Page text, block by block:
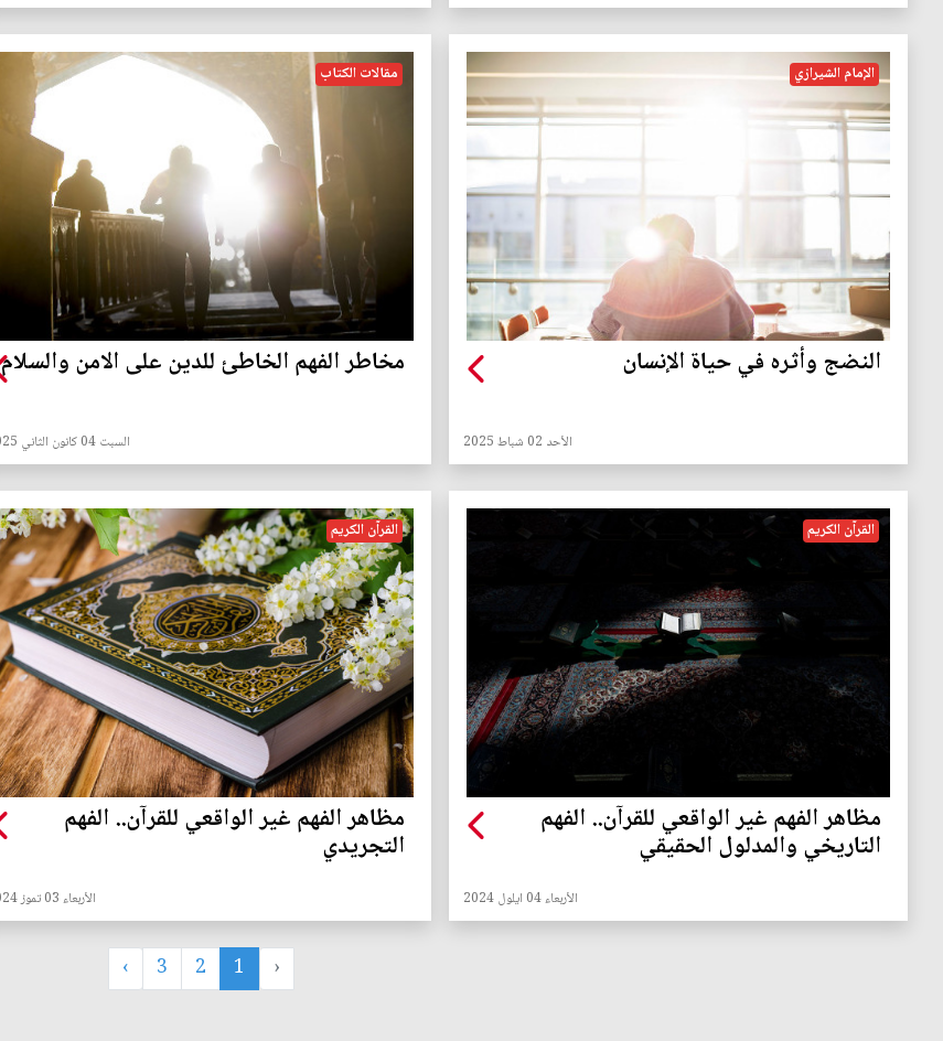
الإمام الشيرازي
النضج وأثره في حياة الإنسان
الأحد 02 شباط 2025
مقالات الكتاب
مخاطر الفهم الخاطئ للدين على الامن والسلام
السبت 04 كانون الثاني 2025
القرآن الكريم
مظاهر الفهم غير الواقعي للقرآن.. الفهم
التاريخي والمدلول الحقيقي
الأربعاء 04 ايلول 2024
القرآن الكريم
مظاهر الفهم غير الواقعي للقرآن.. الفهم
التجريدي
الأربعاء 03 تموز 2024
‹
1
2
3
›